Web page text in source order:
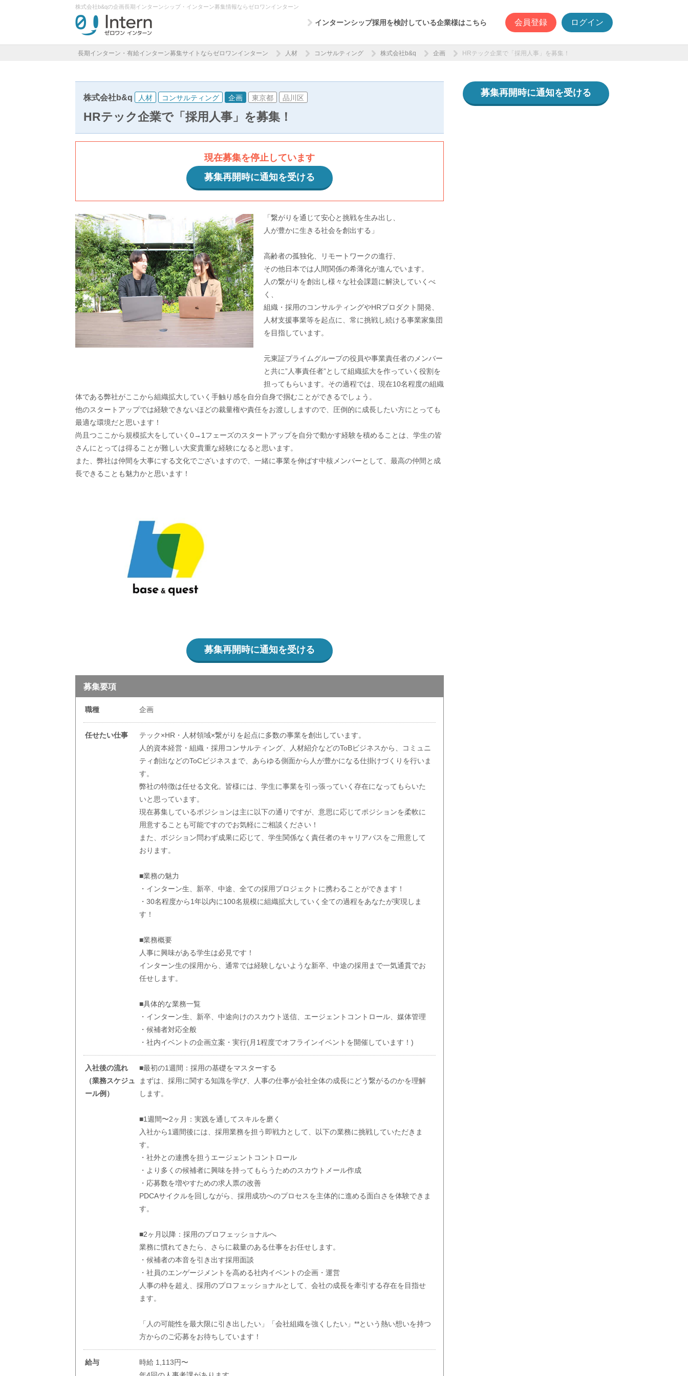
株式会社b&qの企画長期インターンシップ・インターン募集情報ならゼロワンインターン
インターンシップ採用を検討している企業様はこちら 会員登録 ログイン
長期インターン・有給インターン募集サイトならゼロワンインターン 人材 コンサルティング 株式会社b&q 企画 HRテック企業で「採用人事」を募集！
株式会社b&q 人材 コンサルティング 企画 東京都 品川区
HRテック企業で「採用人事」を募集！
現在募集を停止しています
募集再開時に通知を受ける
「繋がりを通じて安心と挑戦を生み出し、
人が豊かに生きる社会を創出する」
高齢者の孤独化、リモートワークの進行、
その他日本では人間関係の希薄化が進んでいます。
人の繋がりを創出し様々な社会課題に解決していくべ
く、
組織・採用のコンサルティングやHRプロダクト開発、
人材支援事業等を起点に、常に挑戦し続ける事業家集団
を目指しています。
元東証プライムグループの役員や事業責任者のメンバー
と共に”人事責任者”として組織拡大を作っていく役割を
担ってもらいます。その過程では、現在10名程度の組織
体である弊社がここから組織拡大していく手触り感を自分自身で掴むことができるでしょう。
他のスタートアップでは経験できないほどの裁量権や責任をお渡ししますので、圧倒的に成長したい方にとっても
最適な環境だと思います！
尚且つここから規模拡大をしていく0→1フェーズのスタートアップを自分で動かす経験を積めることは、学生の皆
さんにとっては得ることが難しい大変貴重な経験になると思います。
また、弊社は仲間を大事にする文化でございますので、一緒に事業を伸ばす中核メンバーとして、最高の仲間と成
長できることも魅力かと思います！
募集再開時に通知を受ける
募集要項
職種 企画
任せたい仕事
テック×HR・人材領域×繋がりを起点に多数の事業を創出しています。
人的資本経営・組織・採用コンサルティング、人材紹介などのToBビジネスから、コミュニ
ティ創出などのToCビジネスまで、あらゆる側面から人が豊かになる仕掛けづくりを行いま
す。
弊社の特徴は任せる文化。皆様には、学生に事業を引っ張っていく存在になってもらいた
いと思っています。
現在募集しているポジションは主に以下の通りですが、意思に応じてポジションを柔軟に
用意することも可能ですのでお気軽にご相談ください！
また、ポジション問わず成果に応じて、学生関係なく責任者のキャリアパスをご用意して
おります。
■業務の魅力
・インターン生、新卒、中途、全ての採用プロジェクトに携わることができます！
・30名程度から1年以内に100名規模に組織拡大していく全ての過程をあなたが実現しま
す！
■業務概要
人事に興味がある学生は必見です！
インターン生の採用から、通常では経験しないような新卒、中途の採用まで一気通貫でお
任せします。
■具体的な業務一覧
・インターン生、新卒、中途向けのスカウト送信、エージェントコントロール、媒体管理
・候補者対応全般
・社内イベントの企画立案・実行(月1程度でオフラインイベントを開催しています！)
入社後の流れ
（業務スケジュ
ール例）
■最初の1週間：採用の基礎をマスターする
まずは、採用に関する知識を学び、人事の仕事が会社全体の成長にどう繋がるのかを理解
します。
■1週間〜2ヶ月：実践を通してスキルを磨く
入社から1週間後には、採用業務を担う即戦力として、以下の業務に挑戦していただきま
す。
・社外との連携を担うエージェントコントロール
・より多くの候補者に興味を持ってもらうためのスカウトメール作成
・応募数を増やすための求人票の改善
PDCAサイクルを回しながら、採用成功へのプロセスを主体的に進める面白さを体験できま
す。
■2ヶ月以降：採用のプロフェッショナルへ
業務に慣れてきたら、さらに裁量のある仕事をお任せします。
・候補者の本音を引き出す採用面談
・社員のエンゲージメントを高める社内イベントの企画・運営
人事の枠を超え、採用のプロフェッショナルとして、会社の成長を牽引する存在を目指せ
ます。
「人の可能性を最大限に引き出したい」「会社組織を強くしたい」**という熱い想いを持つ
方からのご応募をお待ちしています！
給与
時給 1,113円〜
募集再開時に通知を受ける